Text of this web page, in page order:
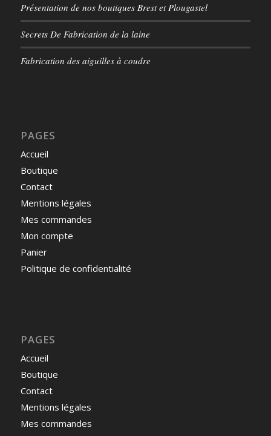
Présentation de nos boutiques Brest et Plougastel
Secrets De Fabrication de la laine
Fabrication des aiguilles à coudre
PAGES
Accueil
Boutique
Contact
Mentions légales
Mes commandes
Mon compte
Panier
Politique de confidentialité
PAGES
Accueil
Boutique
Contact
Mentions légales
Mes commandes